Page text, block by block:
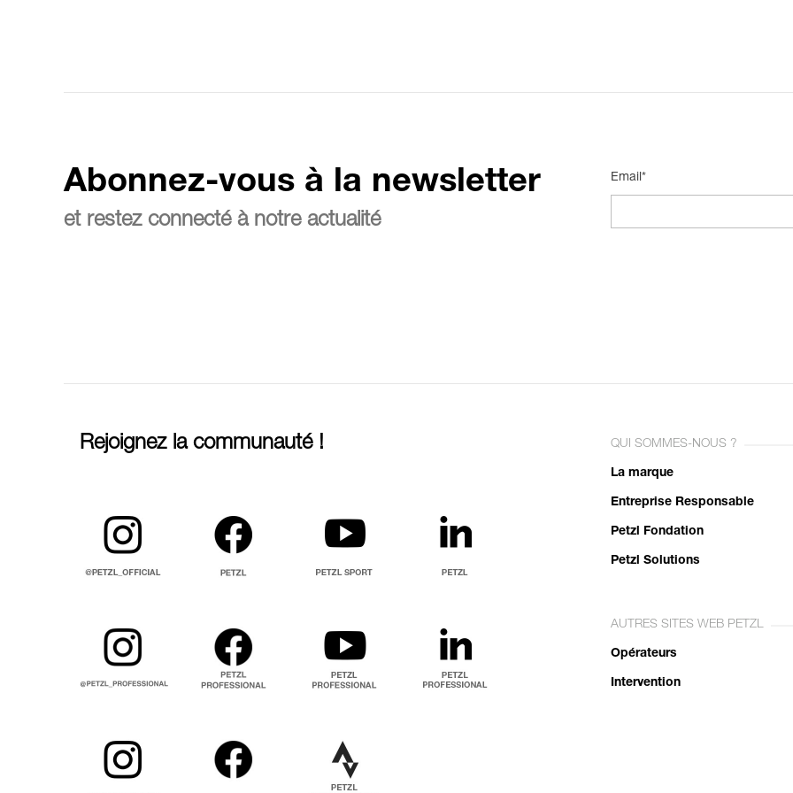
Abonnez-vous à la newsletter
et restez connecté à notre actualité
Email*
Rejoignez la communauté ! QUI SOMMES-NOUS ?
La marque
Entreprise Responsable
Petzl Fondation
Petzl Solutions
AUTRES SITES WEB PETZL
Opérateurs
Intervention